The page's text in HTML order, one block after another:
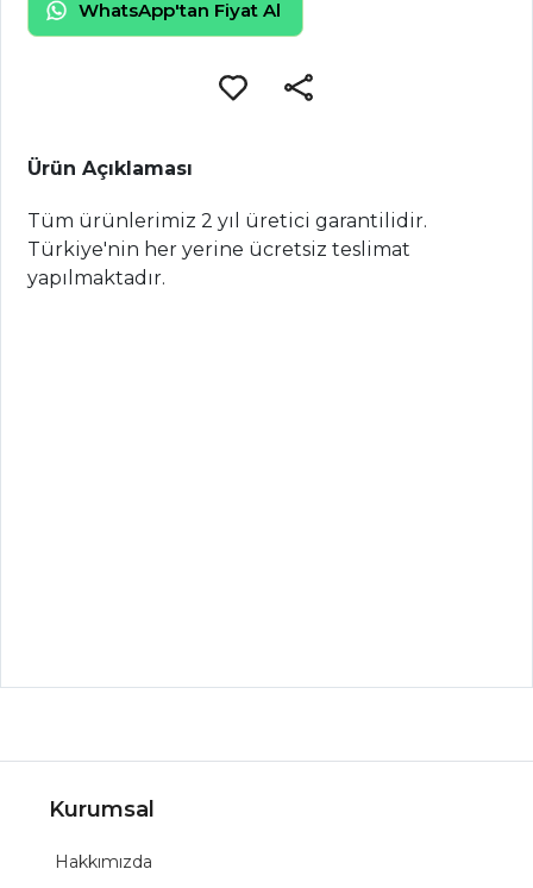
WhatsApp'tan Fiyat Al
Ürün Açıklaması
Tüm ürünlerimiz 2 yıl üretici garantilidir.
Türkiye'nin her yerine ücretsiz teslimat
yapılmaktadır.
Kurumsal
Hakkımızda